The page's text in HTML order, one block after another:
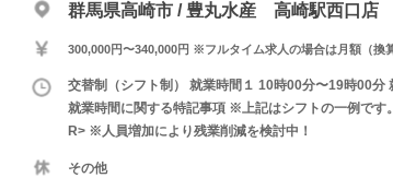
群馬県高崎市 / 豊丸水産 高崎駅西口店
300,000円〜340,000円 ※フルタイム求人の場合は月額（換
交替制（シフト制） 就業時間１ 10時00分〜19時00
就業時間に関する特記事項 ※上記はシフトの一例で
R> ※人員増加により残業削減を検討中！
その他